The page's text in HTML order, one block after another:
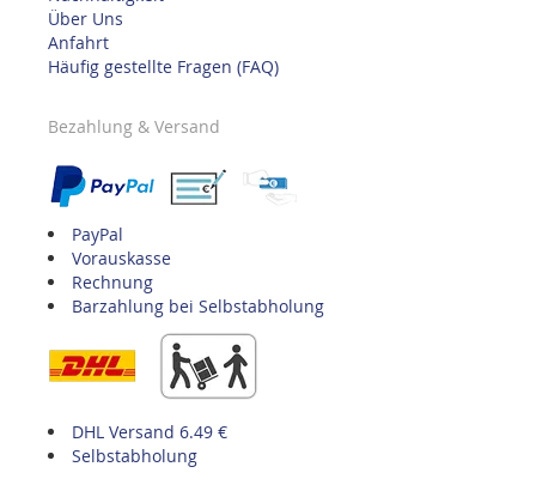
Über Uns
Anfahrt
Häufig gestellte Fragen (FAQ)
Bezahlung & Versand
PayPal
Vorauskasse
Rechnung
Barzahlung bei Selbstabholung
DHL Versand 6.49 €
Selbstabholung